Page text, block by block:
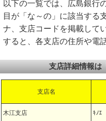
以下の一覧では、広島銀行
目が「な～の」に該当する
ナ、支店コードを掲載して
すると、各支店の住所や電
支店詳細情報は
支店名
木江支店 ｷﾉｴ